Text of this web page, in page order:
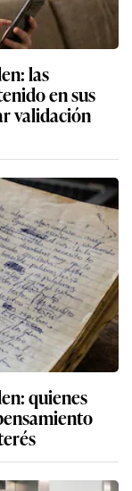
las
en sus
validación
quienes